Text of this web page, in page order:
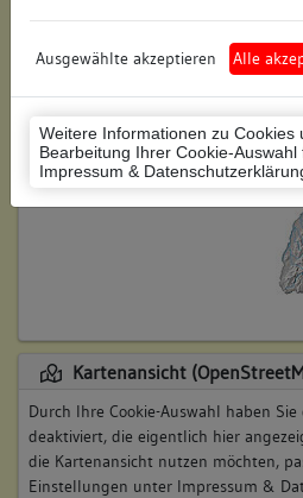
Ausgewählte akzeptieren Alle
Weitere Informationen zu Cookies
Bearbeitung Ihrer Cookie-
Impressum &
Flurstücknummer:
Historischer Straßenname:
Lage des Wohnplatzes:
Kartenansicht
Durch Ihre Cookie-Auswahl haben
deaktiviert, die eigentlich hier
die Kartenansicht nutzen möchten,
Einstellungen unter Impressum &